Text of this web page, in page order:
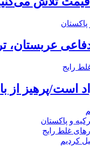
عربستان،
است/پرهیز از
و پاکستان
غلط رایج
کردیم